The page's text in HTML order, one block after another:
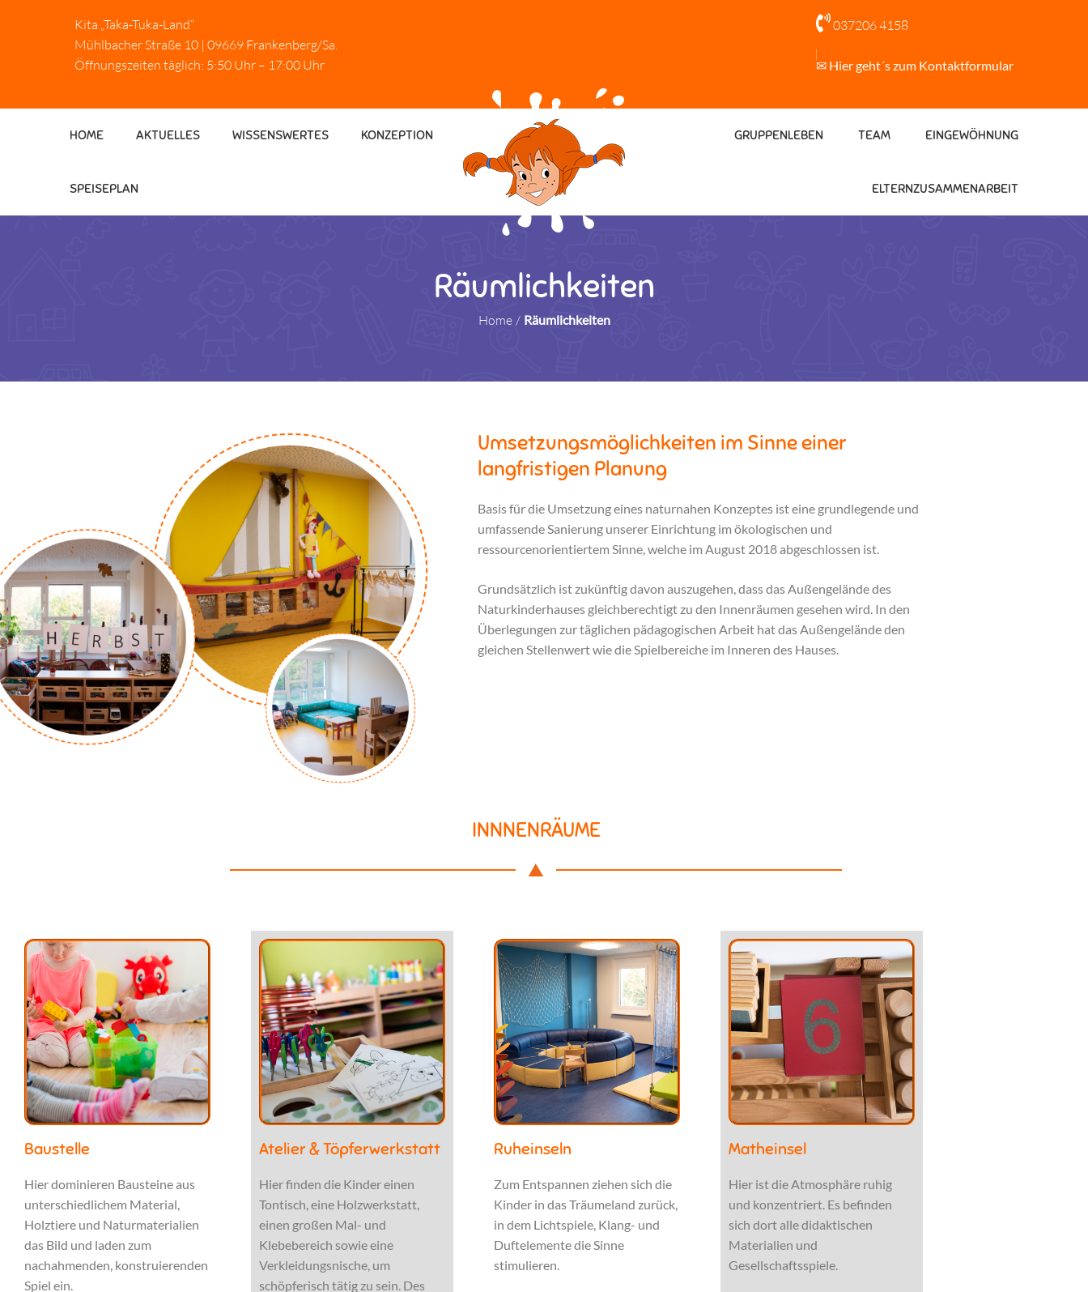
Kita „Taka-Tuka-Land“
Mühlbacher Straße 10 | 09669 Frankenberg/Sa.
Öffnungszeiten täglich: 5:50 Uhr – 17:00 Uhr
037206 4158
✉ Hier geht´s zum Kontaktformular
HOME AKTUELLES WISSENSWERTES KONZEPTION
SPEISEPLAN
GRUPPENLEBEN TEAM EINGEWÖHNUNG
ELTERNZUSAMMENARBEIT
Räumlichkeiten
Home / Räumlichkeiten
Umsetzungsmöglichkeiten im Sinne einer
langfristigen Planung
Basis für die Umsetzung eines naturnahen Konzeptes ist eine grundlegende und
umfassende Sanierung unserer Einrichtung im ökologischen und
ressourcenorientiertem Sinne, welche im August 2018 abgeschlossen ist.
Grundsätzlich ist zukünftig davon auszugehen, dass das Außengelände des
Naturkinderhauses gleichberechtigt zu den Innenräumen gesehen wird. In den
Überlegungen zur täglichen pädagogischen Arbeit hat das Außengelände den
gleichen Stellenwert wie die Spielbereiche im Inneren des Hauses.
INNNENRÄUME
Baustelle
Hier dominieren Bausteine aus
unterschiedlichem Material,
Holztiere und Naturmaterialien
das Bild und laden zum
nachahmenden, konstruierenden
Spiel ein.
Atelier & Töpferwerkstatt
Hier finden die Kinder einen
Tontisch, eine Holzwerkstatt,
einen großen Mal- und
Klebebereich sowie eine
Verkleidungsnische, um
schöpferisch tätig zu sein. Des
Ruheinseln
Zum Entspannen ziehen sich die
Kinder in das Träumeland zurück,
in dem Lichtspiele, Klang- und
Duftelemente die Sinne
stimulieren.
Matheinsel
Hier ist die Atmosphäre ruhig
und konzentriert. Es befinden
sich dort alle didaktischen
Materialien und
Gesellschaftsspiele.